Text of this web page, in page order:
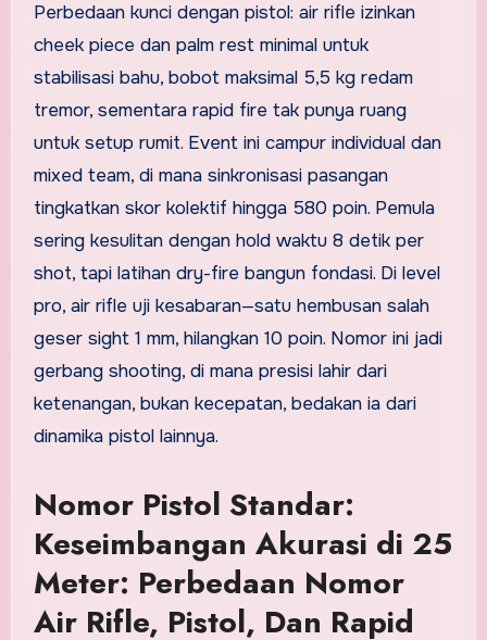
Perbedaan kunci dengan pistol: air rifle izinkan
cheek piece dan palm rest minimal untuk
stabilisasi bahu, bobot maksimal 5,5 kg redam
tremor, sementara rapid fire tak punya ruang
untuk setup rumit. Event ini campur individual dan
mixed team, di mana sinkronisasi pasangan
tingkatkan skor kolektif hingga 580 poin. Pemula
sering kesulitan dengan hold waktu 8 detik per
shot, tapi latihan dry-fire bangun fondasi. Di level
pro, air rifle uji kesabaran—satu hembusan salah
geser sight 1 mm, hilangkan 10 poin. Nomor ini jadi
gerbang shooting, di mana presisi lahir dari
ketenangan, bukan kecepatan, bedakan ia dari
dinamika pistol lainnya.
Nomor Pistol Standar:
Keseimbangan Akurasi di 25
Meter: Perbedaan Nomor
Air Rifle, Pistol, Dan Rapid